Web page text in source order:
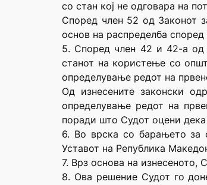
со стан кој не одговара на
Според член 52 од Законот
основ на распределба
5. Според член 42 и 42-а од
станот на користење со
определување редот на
Од изнесените законски
определување редот на
поради што Судот оцени
6. Во врска со барањето за
Уставот на Република
7. Врз основа на изнесеното,
8. Ова решение Судот го